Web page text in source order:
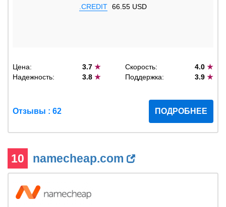
.CREDIT 66.55 USD
Цена: 3.7★ Скорость: 4.0 ★
Надежность:
3.8★ Поддержка: 3.9 ★
Отзывы : 62 ПОДРОБНЕЕ
10 namecheap.com